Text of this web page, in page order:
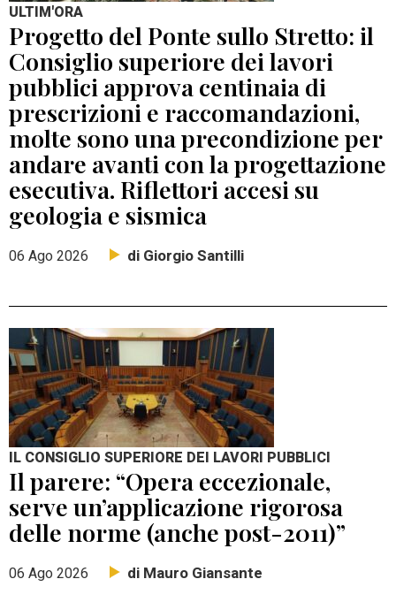
ULTIM'ORA
Progetto del Ponte sullo Stretto: il
Consiglio superiore dei lavori
pubblici approva centinaia di
prescrizioni e raccomandazioni,
molte sono una precondizione per
andare avanti con la progettazione
esecutiva. Riflettori accesi su
geologia e sismica
06 Ago 2026 di Giorgio Santilli
IL CONSIGLIO SUPERIORE DEI LAVORI PUBBLICI
Il parere: “Opera eccezionale,
serve un’applicazione rigorosa
delle norme (anche post-2011)”
06 Ago 2026 di Mauro Giansante